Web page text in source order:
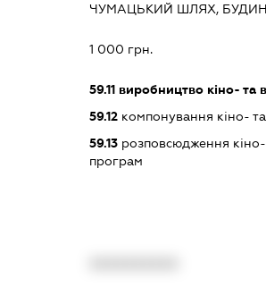
ЧУМАЦЬКИЙ ШЛЯХ,
1 000 грн.
59.11виробництво кіно- та
59.12компонування кіно- та
59.13розповсюдження кіно-
програм